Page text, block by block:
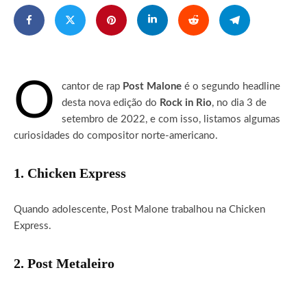
O cantor de rap Post Malone é o segundo headline
desta nova edição do Rock in Rio, no dia 3 de
setembro de 2022, e com isso, listamos algumas
curiosidades do compositor norte-americano.
1. Chicken Express
Quando adolescente, Post Malone trabalhou na Chicken
Express.
2. Post Metaleiro